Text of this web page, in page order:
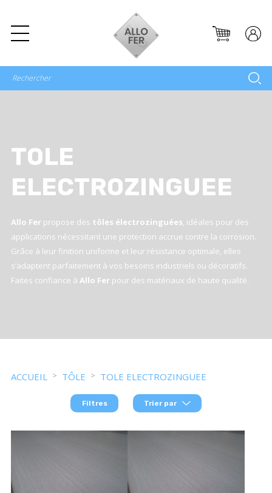
TOLE
ELECTROZINGUEE
Allo Fer propose des tôles électrozinguées, idéales pour des
applications nécessitant une protection accrue contre la corrosion.
Grâce à leur finition uniforme et leur résistance optimale, elles
s’adaptent parfaitement à vos besoins industriels ou décoratifs.
Faites confiance à Allo Fer pour des matériaux de haute qualité.
ACCUEIL TÔLE TOLE ELECTROZINGUEE
Filtres Trier par